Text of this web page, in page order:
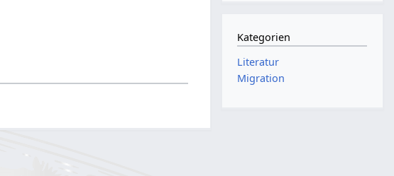
Kategorien
Literatur
Migration